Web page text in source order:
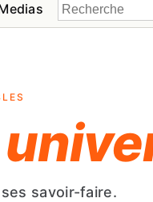
savoir-faire.